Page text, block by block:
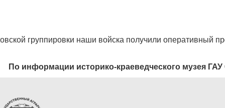
группировки наши войска получили оперативный
По информации историко-краеведческого музея